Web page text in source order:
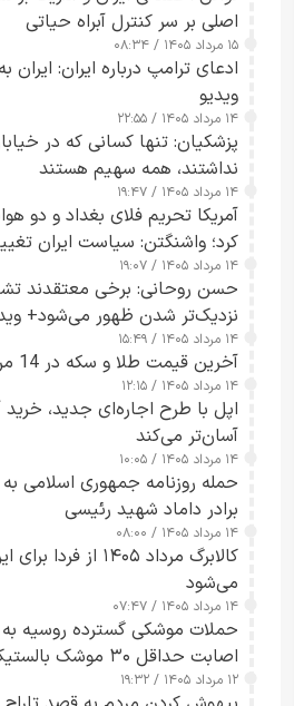
اصلی بر سر کنترل آبراه حیاتی
۱۵ مرداد ۱۴۰۵ / ۰۸:۳۴
ادعای ترامپ درباره ایران: ایران
ویدیو
۱۴ مرداد ۱۴۰۵ / ۲۲:۵۵
پزشکیان: تنها کسانی که در
نداشتند، همه سهیم هستند
۱۴ مرداد ۱۴۰۵ / ۱۹:۴۷
آمریکا تحریم فلای بغداد و دو
کرد؛ واشنگتن: سیاست ایران
۱۴ مرداد ۱۴۰۵ / ۱۹:۰۷
حسن روحانی: برخی معتقدند
نزدیک‌تر شدن ظهور می‌شود+
۱۴ مرداد ۱۴۰۵ / ۱۵:۴۹
آخرین قیمت طلا و سکه در 14 مرداد+ جدول
۱۴ مرداد ۱۴۰۵ / ۱۲:۱۵
اپل با طرح اجاره‌ای جدید، خرید
آسان‌تر می‌کند
۱۴ مرداد ۱۴۰۵ / ۱۰:۰۵
حمله روزنامه جمهوری اسلامی
برادر داماد شهید رئیسی
۱۴ مرداد ۱۴۰۵ / ۰۸:۰۰
کالابرگ مرداد ۱۴۰۵
می‌شود
۱۴ مرداد ۱۴۰۵ / ۰۷:۴۷
حملات موشکی گسترده روسیه به
اصابت حداقل ۳۰ موشک بالستیک+ ویدیو
۱۲ مرداد ۱۴۰۵ / ۱۹:۳۲